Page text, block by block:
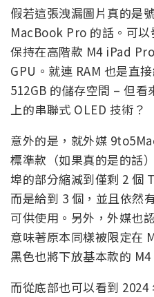
假若這張洩漏圖片真的是
MacBook Pro 的話。可
保持在高階款 M4 iPad
GPU。就連 RAM 也是直
512GB 的儲存空間 – 但
上的串聯式 OLED 技術？
意外的是，就外媒
標準款（如果真的是的話
埠的部分縮減到僅剩 2 個
而是給到 3 個，並且依然
可供使用。另外，外媒也
意味著原本同樣被限定在
黑色也將下放基本款的 M4
而從底部也可以看到